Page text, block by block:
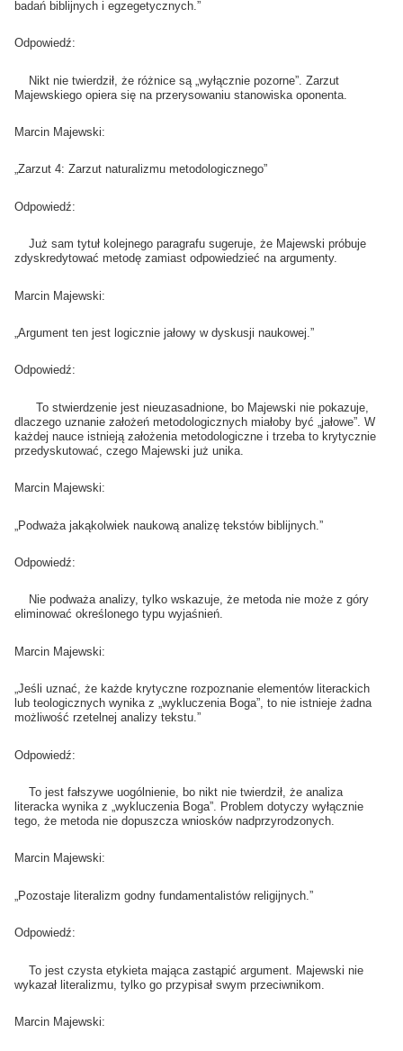
badań biblijnych i egzegetycznych.”
Odpowiedź:
Nikt nie twierdził, że różnice są „wyłącznie pozorne”. Zarzut
Majewskiego opiera się na przerysowaniu stanowiska oponenta.
Marcin Majewski:
„Zarzut 4: Zarzut naturalizmu metodologicznego”
Odpowiedź:
Już sam tytuł kolejnego paragrafu sugeruje, że Majewski próbuje
zdyskredytować metodę zamiast odpowiedzieć na argumenty.
Marcin Majewski:
„Argument ten jest logicznie jałowy w dyskusji naukowej.”
Odpowiedź:
To stwierdzenie jest nieuzasadnione, bo Majewski nie pokazuje,
dlaczego uznanie założeń metodologicznych miałoby być „jałowe”. W
każdej nauce istnieją założenia metodologiczne i trzeba to krytycznie
przedyskutować, czego Majewski już unika.
Marcin Majewski:
„Podważa jakąkolwiek naukową analizę tekstów biblijnych.”
Odpowiedź:
Nie podważa analizy, tylko wskazuje, że metoda nie może z góry
eliminować określonego typu wyjaśnień.
Marcin Majewski:
„Jeśli uznać, że każde krytyczne rozpoznanie elementów literackich
lub teologicznych wynika z „wykluczenia Boga”, to nie istnieje żadna
możliwość rzetelnej analizy tekstu.”
Odpowiedź:
To jest fałszywe uogólnienie, bo nikt nie twierdził, że analiza
literacka wynika z „wykluczenia Boga”. Problem dotyczy wyłącznie
tego, że metoda nie dopuszcza wniosków nadprzyrodzonych.
Marcin Majewski:
„Pozostaje literalizm godny fundamentalistów religijnych.”
Odpowiedź:
To jest czysta etykieta mająca zastąpić argument. Majewski nie
wykazał literalizmu, tylko go przypisał swym przeciwnikom.
Marcin Majewski: